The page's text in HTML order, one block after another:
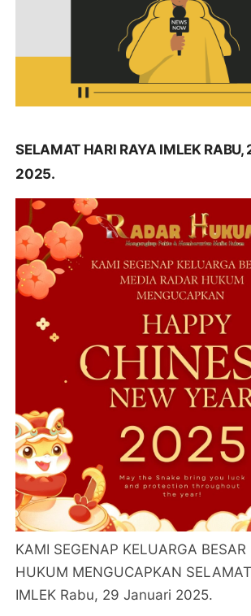
SELAMAT HARI RAYA IMLEK RABU,
2025.
KAMI SEGENAP KELUARGA BESAR
HUKUM MENGUCAPKAN
IMLEK Rabu, 29 Januari 2025.